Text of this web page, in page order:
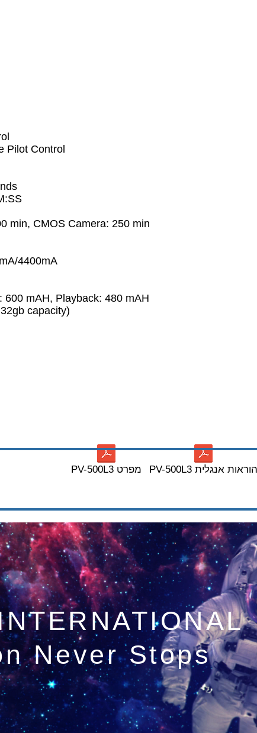
Pilot Control
min, CMOS Camera: 250 min
4400mA
600 mAH, Playback: 480 mAH
capacity)
PV-500L3 מפרט PV-500L3 הוראות אנגלית
Never Stops